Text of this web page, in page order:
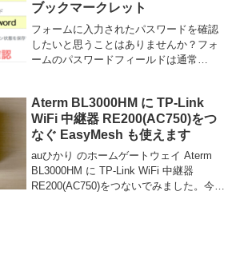
ブックマークレット
フォームに入力されたパスワードを確認
したいと思うことはありませんか？フォ
ームのパスワードフィールドは通常
って入力されたパスワードを確認したい
ときなど、デベ...
Aterm BL3000HM に TP-Link
WiFi 中継器 RE200(AC750)をつ
なぐ EasyMesh も使えます
auひかり のホームゲートウェイ Aterm
BL3000HM に TP-Link WiFi 中継器
RE200(AC750)をつないでみました。今回